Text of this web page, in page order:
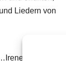
Liedern von
& Inka